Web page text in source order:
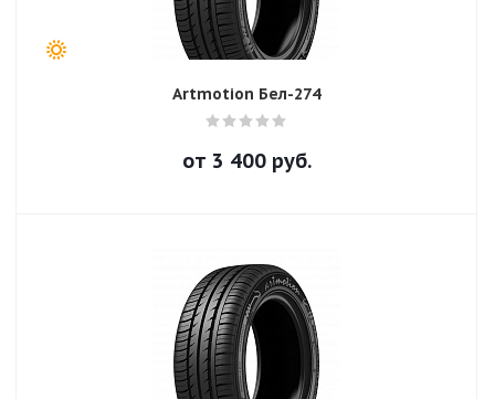
Artmotion Бел-274
от 3 400руб.